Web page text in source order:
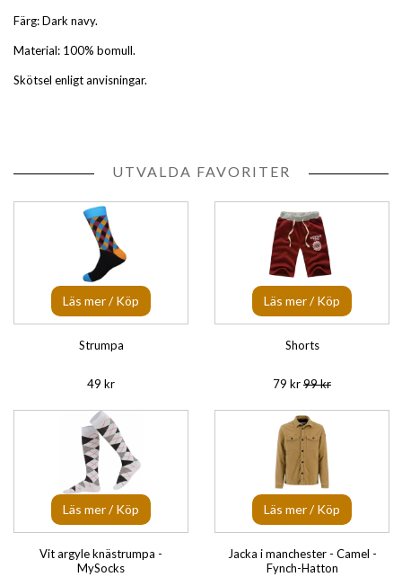
Färg: Dark navy.
Material: 100% bomull.
Skötsel enligt anvisningar.
UTVALDA FAVORITER
Läs mer / Köp
Strumpa
49 kr
Läs mer / Köp
Shorts
79 kr99 kr
Läs mer / Köp
Vit argyle knästrumpa -
MySocks
Läs mer / Köp
Jacka i manchester - Camel -
Fynch-Hatton